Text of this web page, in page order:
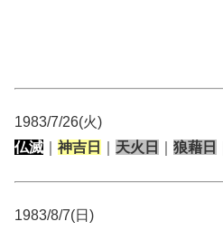
1983/7/26(火)
仏滅
神吉日 天火日 狼藉日
1983/8/7(日)